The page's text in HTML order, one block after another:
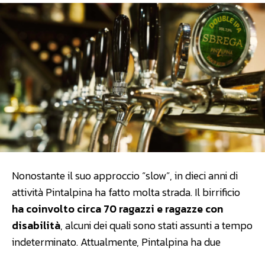
Nonostante il suo approccio “slow”, in dieci anni di
attività Pintalpina ha fatto molta strada. Il birrificio
ha coinvolto circa 70 ragazzi e ragazze con
disabilità, alcuni dei quali sono stati assunti a tempo
indeterminato. Attualmente, Pintalpina ha due